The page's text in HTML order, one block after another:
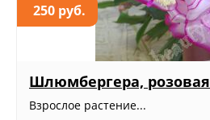
250 руб.
Шлюмбергера, розовая
Взрослое растение...